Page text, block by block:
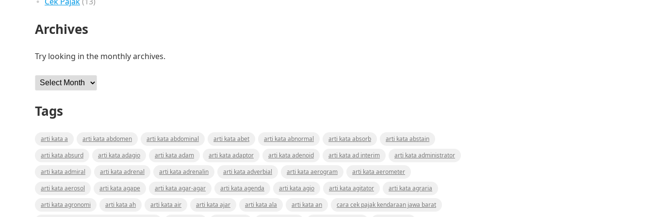
Archives
Try looking in the monthly archives.
Archives
Tags
arti kata a arti kata abdomen arti kata abdominal arti kata abet arti kata abnormal arti kata absorb
arti kata abstain
arti kata absurd
arti kata adagio arti kata adam arti kata adaptor arti kata adenoid arti kata ad interim
arti kata administrator
arti kata admiral
arti kata adrenal arti kata adrenalin arti kata adverbial arti kata aerogram
arti kata aerometer
arti kata aerosol
arti kata agape arti kata agar-agar arti kata agenda arti kata agio arti kata agitator
arti kata agraria
arti kata agronomi
arti kata ah arti kata air arti kata ajar arti kata ala arti kata an
cara cek pajak kendaraan jawa barat